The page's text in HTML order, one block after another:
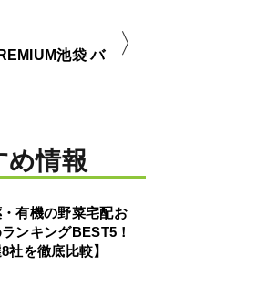
池袋 バ
め情報
有機の野菜宅配お
ンキングBEST5！
8社を徹底比較】